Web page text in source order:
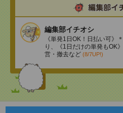
編集部イチオシ
《単発1日OK！日払い可》
り、《1日だけの単発もOK
営・撤去など (8/7UP!)